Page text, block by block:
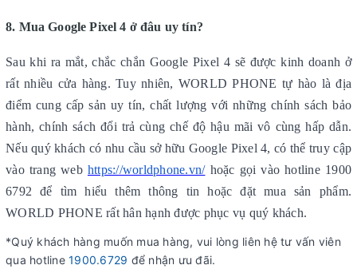
8. Mua Google Pixel 4 ở đâu uy tín?
Sau khi ra mắt, chắc chắn Google Pixel 4 sẽ được kinh doanh ở
rất nhiều cửa hàng. Tuy nhiên, WORLD PHONE tự hào là địa
điểm cung cấp sản uy tín, chất lượng với những chính sách bảo
hành, chính sách đổi trả cùng chế độ hậu mãi vô cùng hấp dẫn.
Nếu quý khách có nhu cầu sở hữu Google Pixel 4, có thể truy cập
vào trang web https://worldphone.vn/hoặc gọi vào hotline 1900
6792 để tìm hiểu thêm thông tin hoặc đặt mua sản phẩm.
WORLD PHONE rất hân hạnh được phục vụ quý khách.
*Quý khách hàng muốn mua hàng, vui lòng liên hệ tư vấn viên
qua hotline 1900.6729 để nhận ưu đãi.